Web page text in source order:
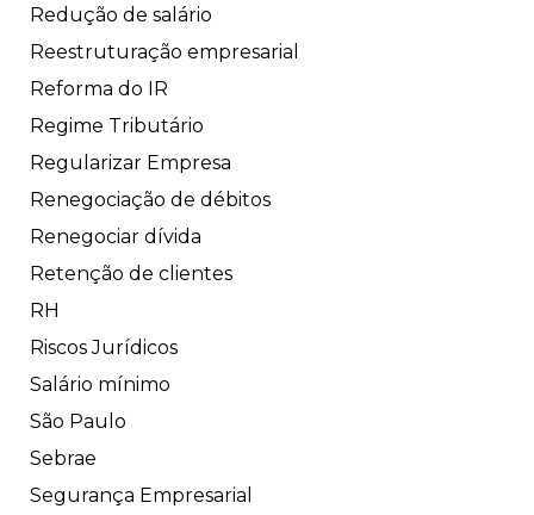
Redução de salário
Reestruturação empresarial
Reforma do IR
Regime Tributário
Regularizar Empresa
Renegociação de débitos
Renegociar dívida
Retenção de clientes
RH
Riscos Jurídicos
Salário mínimo
São Paulo
Sebrae
Segurança Empresarial